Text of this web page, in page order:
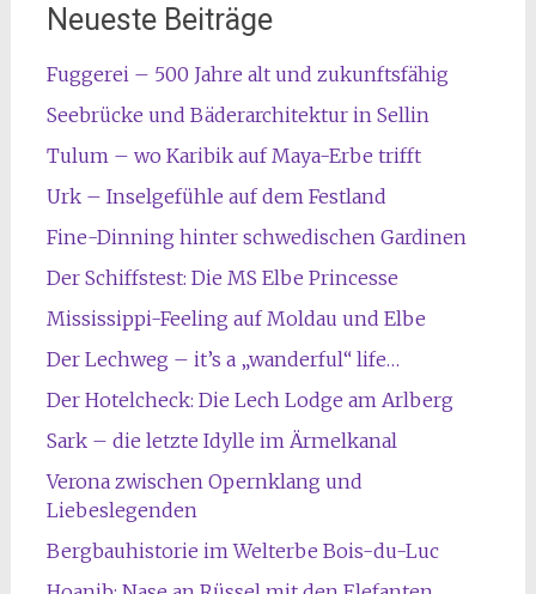
Neueste Beiträge
Fuggerei – 500 Jahre alt und zukunftsfähig
Seebrücke und Bäderarchitektur in Sellin
Tulum – wo Karibik auf Maya-Erbe trifft
Urk – Inselgefühle auf dem Festland
Fine-Dinning hinter schwedischen Gardinen
Der Schiffstest: Die MS Elbe Princesse
Mississippi-Feeling auf Moldau und Elbe
Der Lechweg – it’s a „wanderful“ life…
Der Hotelcheck: Die Lech Lodge am Arlberg
Sark – die letzte Idylle im Ärmelkanal
Verona zwischen Opernklang und
Liebeslegenden
Bergbauhistorie im Welterbe Bois-du-Luc